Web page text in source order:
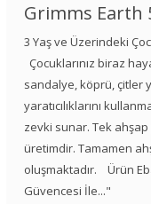
Grimms Earth
3 Yaş ve Üzerindeki
Çocuklarınız biraz
sandalye, köprü, çitler
yaratıcılıklarını
zevki sunar. Tek ahşap
üretimdir. Tamamen
oluşmaktadır. Ürün
Güvencesi İle..."